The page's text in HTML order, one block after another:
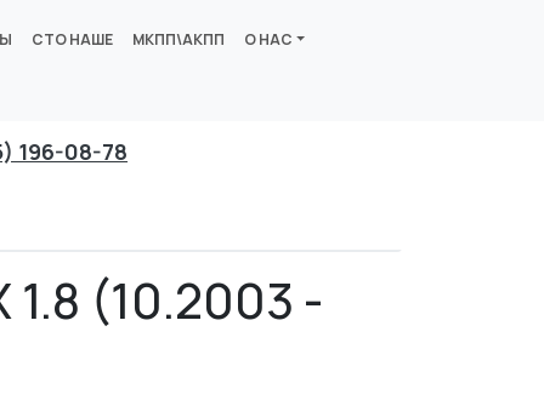
СТО НАШЕ МКПП\АКПП
О НАС
196-08-78
1.8 (10.2003 -